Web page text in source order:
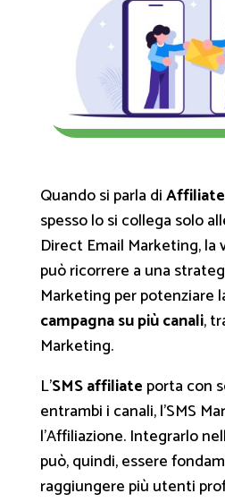
Quando si parla di
spesso lo si collega solo
Direct Email Marketing, la
può ricorrere a una
Marketing per potenziare
campagna su più canali,
Marketing.
L’SMS affiliate porta con
entrambi i canali, l’SMS
l’Affiliazione. Integrarlo
può, quindi, essere
raggiungere più utenti